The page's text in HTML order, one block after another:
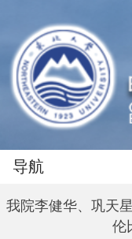
导航
我院李健华、巩天
伦